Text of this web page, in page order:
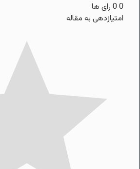
0
0 رای ها
امتیازدهی به مقاله